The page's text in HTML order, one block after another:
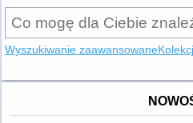
Wyszukiwanie zaawansowane